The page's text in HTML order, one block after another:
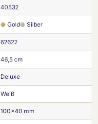
40532
Gold Silber
62622
46,5 cm
Deluxe
Weiß
100x40 mm